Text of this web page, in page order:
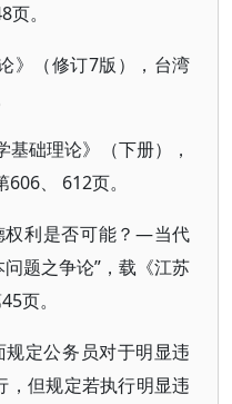
。
》（修订7版），台湾
础理论》（下册），
、 612页。
权利是否可能？—当代
题之争论”，载《江苏
页。
定公务员对于明显违
，但规定若执行明显违